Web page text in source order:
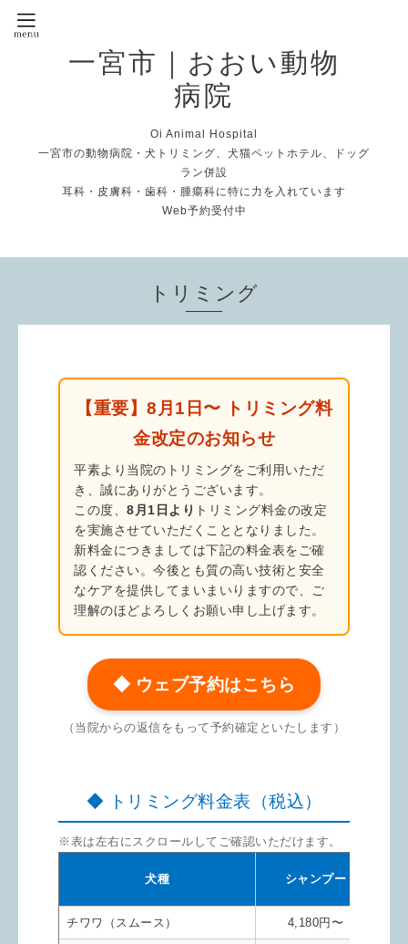
一宮市｜おおい動物
病院
Oi Animal Hospital
一宮市の動物病院・犬トリミング、犬猫ペットホテル、ドッグ
ラン併設
耳科・皮膚科・歯科・腫瘍科に特に力を入れています
Web予約受付中
トリミング
【重要】8月1日〜 トリミング料
金改定のお知らせ
平素より当院のトリミングをご利用いただ
き、誠にありがとうございます。
この度、 8月1日より トリミング料金の改定
を実施させていただくこととなりました。
新料金につきましては下記の料金表をご確
認ください。今後とも質の高い技術と安全
なケアを提供してまいまいりますので、ご
理解のほどよろしくお願い申し上げます。
◆ ウェブ予約はこちら
（当院からの返信をもって予約確定といたします）
◆ トリミング料金表（税込）
※表は左右にスクロールしてご確認いただけます。
犬種 シャンプー
チワワ（スムース） 4,180円〜